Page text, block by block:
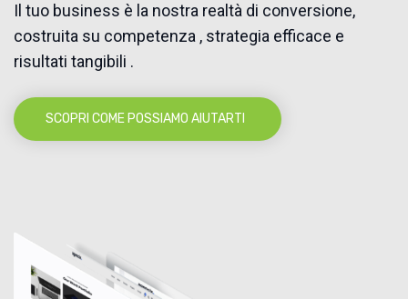
Il tuo business è la nostra realtà di conversione,
costruita su competenza , strategia efficace e
risultati tangibili .
SCOPRI COME POSSIAMO AIUTARTI